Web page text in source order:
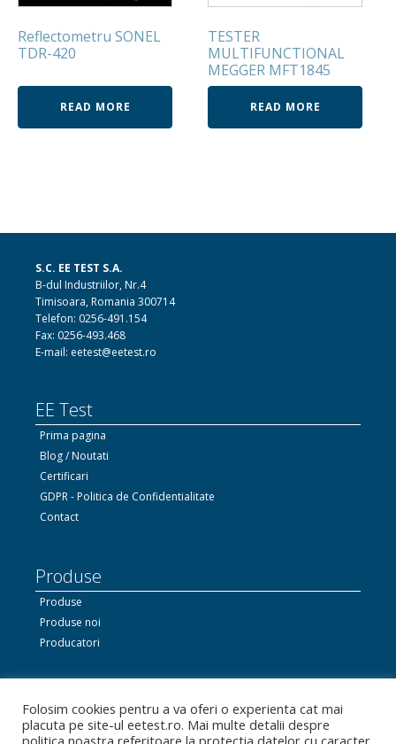
Reflectometru SONEL
TDR-420
READ MORE
TESTER
MULTIFUNCTIONAL
MEGGER MFT1845
READ MORE
S.C. EE TEST S.A.
B-dul Industriilor, Nr.4
Timisoara, Romania 300714
Telefon: 0256-491.154
Fax: 0256-493.468
E-mail: eetest@eetest.ro
EE Test
Prima pagina
Blog / Noutati
Certificari
GDPR - Politica de Confidentialitate
Contact
Produse
Produse
Produse noi
Producatori
Ne gasiti si pe Facebook
Folosim cookies pentru a va oferi o experienta cat mai
placuta pe site-ul eetest.ro. Mai multe detalii despre
politica noastra referitoare la protectia datelor cu caracter